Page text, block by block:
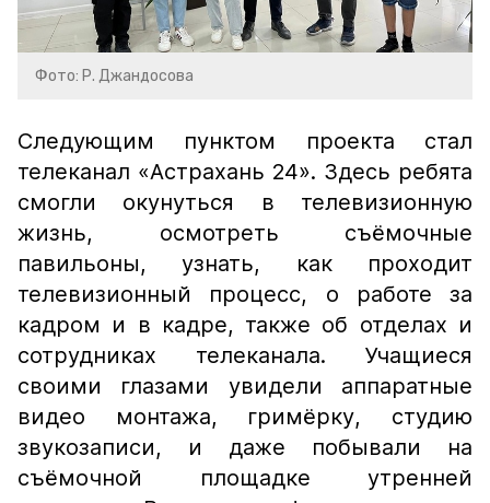
Фото: Р. Джандосова
Следующим пунктом проекта стал
телеканал «Астрахань 24». Здесь ребята
смогли окунуться в телевизионную
жизнь, осмотреть съёмочные
павильоны, узнать, как проходит
телевизионный процесс, о работе за
кадром и в кадре, также об отделах и
сотрудниках телеканала. Учащиеся
своими глазами увидели аппаратные
видео монтажа, гримёрку, студию
звукозаписи, и даже побывали на
съёмочной площадке утренней